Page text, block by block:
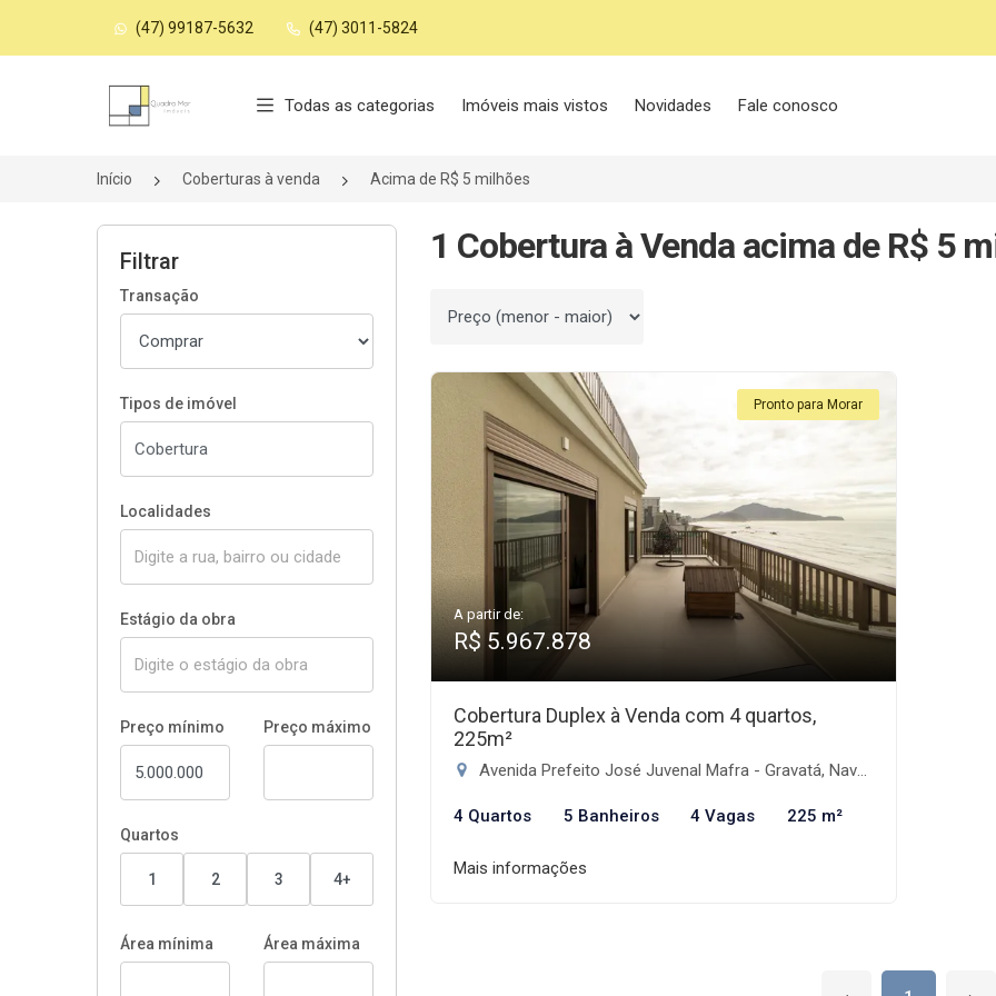
(47) 99187-5632 (47) 3011-5824
Página inicial
Todas as categorias Imóveis mais vistos Novidades Fale conosco
Início Coberturas à venda Acima de R$ 5 milhões
Filtrar
Transação
Tipos de imóvel
Localidades
Estágio da obra
Preço mínimo Preço máximo
Quartos
1 2 3 4+
Área mínima Área máxima
1 Cobertura à Venda acima de R$ 5
Ordenar por
Pronto para Morar
A partir de:
R$ 5.967.878
Cobertura Duplex à Venda com 4 quartos,
225m²
Avenida Prefeito José Juvenal Mafra - Gravatá, Navegantes-SC
4 Quartos 5 Banheiros 4 Vagas 225 m²
Mais informações